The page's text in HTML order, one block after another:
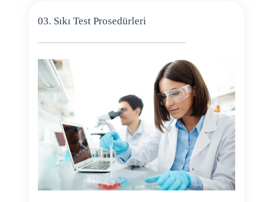
03. Sıkı Test Prosedürleri